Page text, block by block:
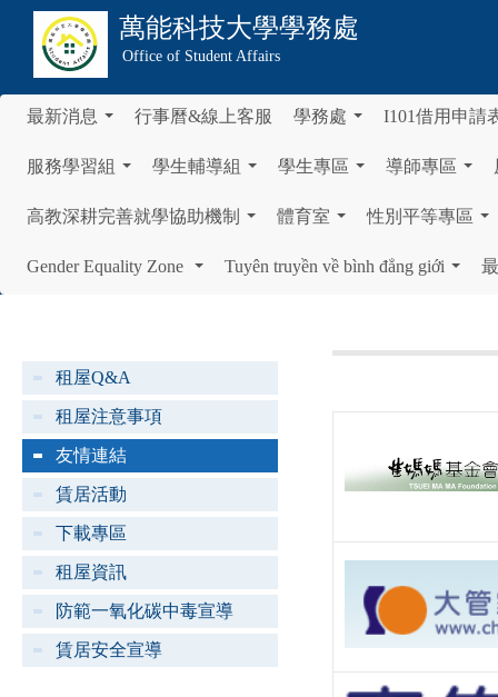
萬能科技大學學務處
Office of Student Affairs
最新消息 行事曆&線上客服 學務處 I101借用申請
服務學習組 學生輔導組 學生專區 導師專區
高教深耕完善就學協助機制 體育室 性別平等專區
Gender Equality Zone
Tuyên truyền về bình đẳng giới
租屋Q&A
租屋注意事項
友情連結
賃居活動
下載專區
租屋資訊
防範一氧化碳中毒宣導
賃居安全宣導